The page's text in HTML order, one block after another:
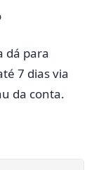
dá para
7 dias via
da conta.